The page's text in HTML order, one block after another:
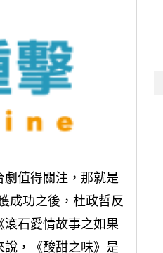
值得關注，那就是
成功之後，杜政哲反
滾石愛情故事之如果
，《酸甜之味》是